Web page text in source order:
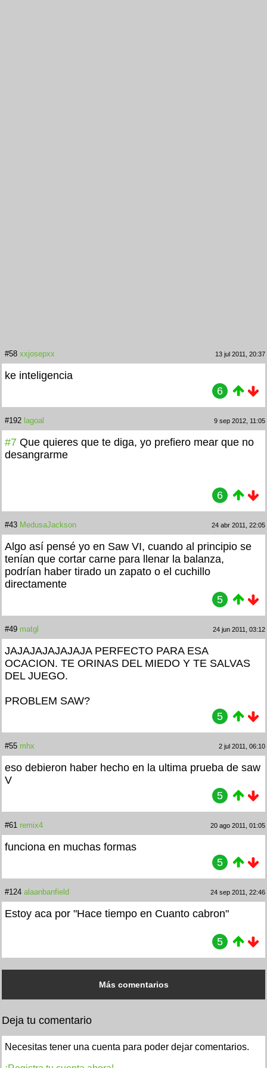
#58 xxjosepxx 13 jul 2011, 20:37
ke inteligencia
6
#192 lagoal 9 sep 2012, 11:05
#7 Que quieres que te diga, yo prefiero mear que no
desangrarme
6
#43 MedusaJackson 24 abr 2011, 22:05
Algo así pensé yo en Saw VI, cuando al principio se
tenían que cortar carne para llenar la balanza,
podrían haber tirado un zapato o el cuchillo
directamente
5
#49 matgl 24 jun 2011, 03:12
JAJAJAJAJAJAJA PERFECTO PARA ESA
OCACION. TE ORINAS DEL MIEDO Y TE SALVAS
DEL JUEGO.
PROBLEM SAW?
5
#55 mhx 2 jul 2011, 06:10
eso debieron haber hecho en la ultima prueba de saw
V
5
#61 remix4 20 ago 2011, 01:05
funciona en muchas formas
5
#124 alaanbanfield 24 sep 2011, 22:46
Estoy aca por "Hace tiempo en Cuanto cabron"
5
Más comentarios
Deja tu comentario
Necesitas tener una cuenta para poder dejar comentarios.